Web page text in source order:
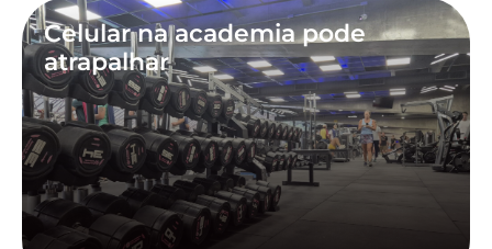
Celular na academia pode
atrapalhar